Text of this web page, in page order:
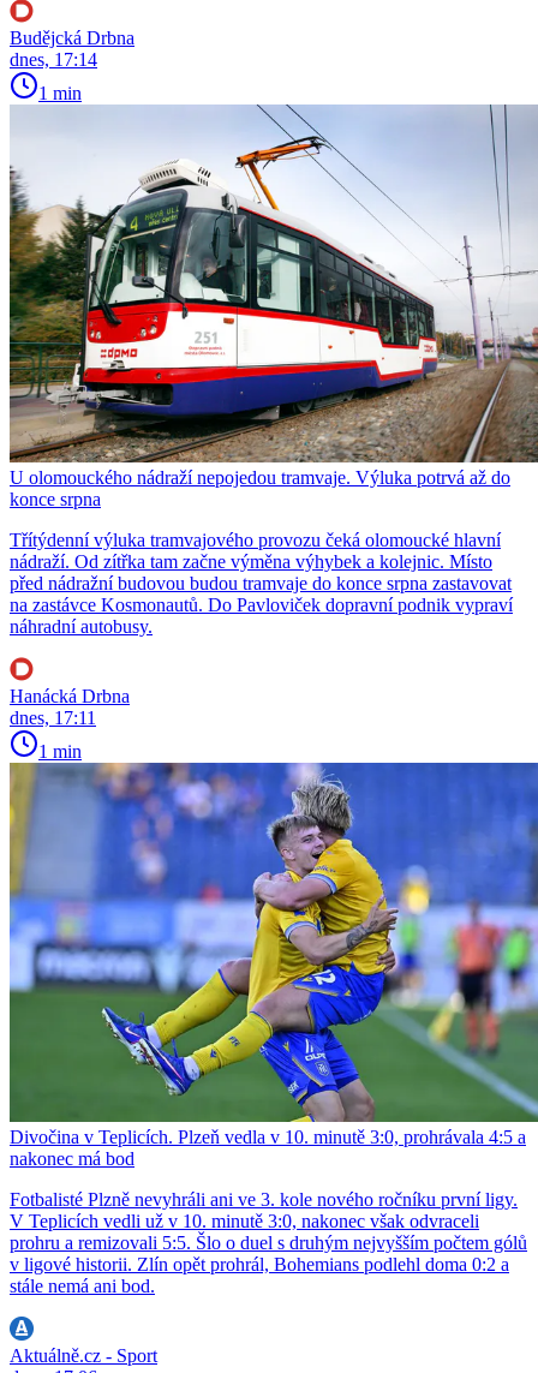
Budějcká Drbna
dnes, 17:14
1 min
U olomouckého nádraží nepojedou tramvaje. Výluka potrvá až do
konce srpna
Třítýdenní výluka tramvajového provozu čeká olomoucké hlavní
nádraží. Od zítřka tam začne výměna výhybek a kolejnic. Místo
před nádražní budovou budou tramvaje do konce srpna zastavovat
na zastávce Kosmonautů. Do Pavloviček dopravní podnik vypraví
náhradní autobusy.
Hanácká Drbna
dnes, 17:11
1 min
Divočina v Teplicích. Plzeň vedla v 10. minutě 3:0, prohrávala 4:5 a
nakonec má bod
Fotbalisté Plzně nevyhráli ani ve 3. kole nového ročníku první ligy.
V Teplicích vedli už v 10. minutě 3:0, nakonec však odvraceli
prohru a remizovali 5:5. Šlo o duel s druhým nejvyšším počtem gólů
v ligové historii. Zlín opět prohrál, Bohemians podlehl doma 0:2 a
stále nemá ani bod.
Aktuálně.cz - Sport